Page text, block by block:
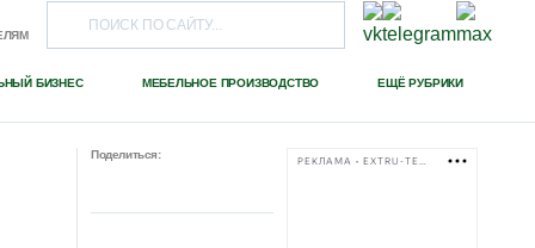
БИЗНЕС МЕБЕЛЬНОЕ ПРОИЗВОДСТВО ЕЩЁ РУБРИКИ
Поделиться: